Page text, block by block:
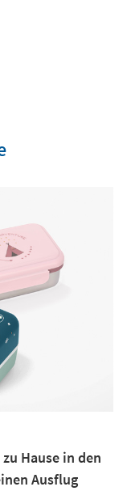
Hause in den
Ausflug